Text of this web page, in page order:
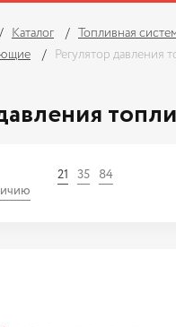
Каталог
Топливная
Регулятор давления
21 35 84